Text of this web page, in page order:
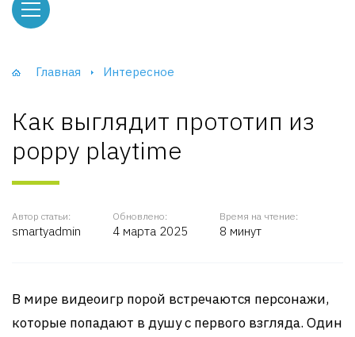
Главная Интересное
Как выглядит прототип из
poppy playtime
Автор статьи:
smartyadmin
Обновлено:
4 марта 2025
Время на чтение:
8 минут
В мире видеоигр порой встречаются персонажи,
которые попадают в душу с первого взгляда. Один
и тумбы